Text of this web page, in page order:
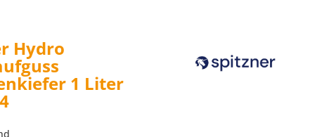
Hydro
1 Liter